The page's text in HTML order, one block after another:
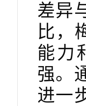
差异
比，
能力
强。
进一